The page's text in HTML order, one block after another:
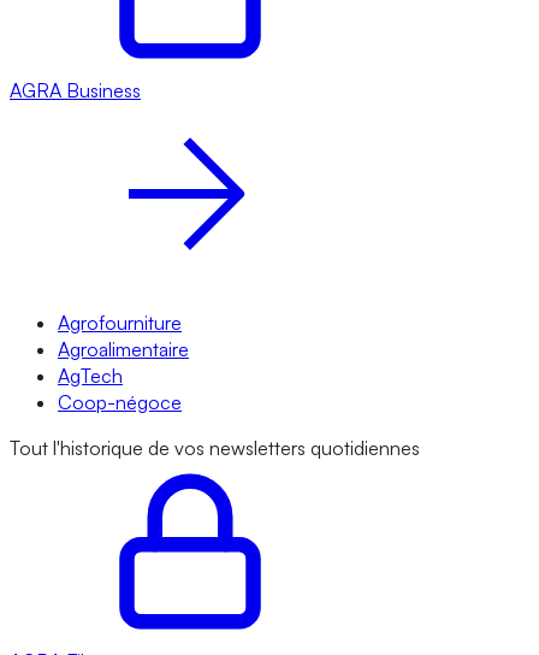
AGRA Business
Agrofourniture
Agroalimentaire
AgTech
Coop-négoce
Tout l'historique de vos newsletters quotidiennes